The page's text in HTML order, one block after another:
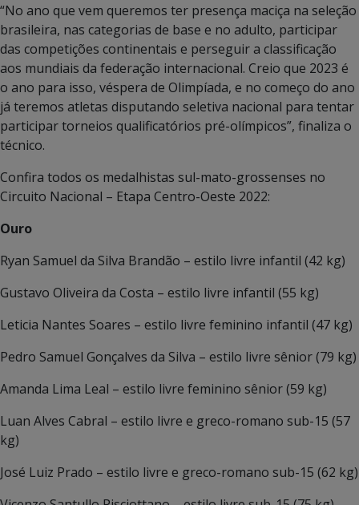
“No ano que vem queremos ter presença maciça na seleção
brasileira, nas categorias de base e no adulto, participar
das competições continentais e perseguir a classificação
aos mundiais da federação internacional. Creio que 2023 é
o ano para isso, véspera de Olimpíada, e no começo do ano
já teremos atletas disputando seletiva nacional para tentar
participar torneios qualificatórios pré-olímpicos”, finaliza o
técnico.
Confira todos os medalhistas sul-mato-grossenses no
Circuito Nacional – Etapa Centro-Oeste 2022:
Ouro
Ryan Samuel da Silva Brandão – estilo livre infantil (42 kg)
Gustavo Oliveira da Costa – estilo livre infantil (55 kg)
Leticia Nantes Soares – estilo livre feminino infantil (47 kg)
Pedro Samuel Gonçalves da Silva – estilo livre sênior (79 kg)
Amanda Lima Leal – estilo livre feminino sênior (59 kg)
Luan Alves Cabral – estilo livre e greco-romano sub-15 (57
kg)
José Luiz Prado – estilo livre e greco-romano sub-15 (62 kg)